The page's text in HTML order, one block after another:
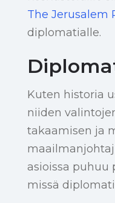
The Jerusalem
diplomatialle.
Kuten historia
niiden
takaamisen ja
asioissa puhuu
missä